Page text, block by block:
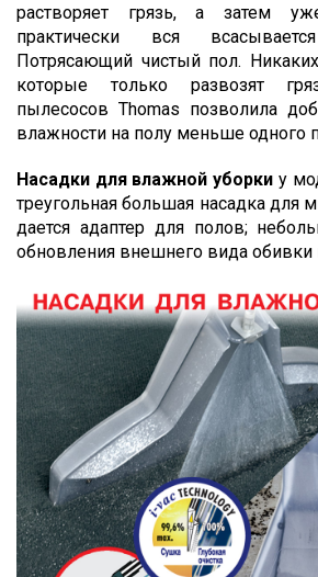
растворяет грязь, а затем
практически вся
Потрясающий чистый пол.
которые только развозят
пылесосов Thomas позволила
влажности на полу меньше одного
Насадки для влажной уборки у
треугольная большая насадка для
дается адаптер для полов;
обновления внешнего вида обивки